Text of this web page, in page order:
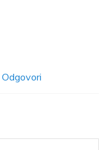
Odgovori